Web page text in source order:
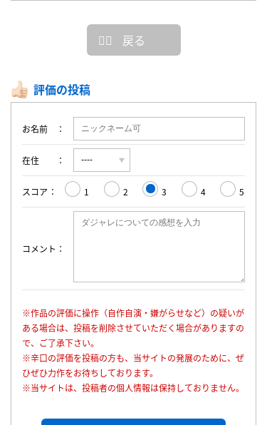
戻る
評価の投稿
お名前
在住
スコア 1 2 3 4 5
コメント
※作品の評価に操作（自作自演・嫌がらせなど）の疑いが
ある場合は、投稿を削除させていただく場合がありますの
で、ご了承下さい。
※辛口の評価を投稿の方も、当サイトの発展のために、ぜ
ひぜひ力作をお待ちしております。
※当サイトは、投稿者の個人情報は保持しておりません。